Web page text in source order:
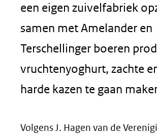
een eigen zuivelfabriek
samen met Amelander en
Terschellinger boeren
vruchtenyoghurt, zachte
harde kazen te gaan
Volgens J. Hagen van de